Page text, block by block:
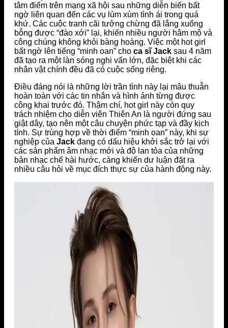
tâm điểm trên mạng xã hội sau những diễn biến bất
ngờ liên quan đến các vụ lùm xùm tình ái trong quá
khứ. Các cuộc tranh cãi tưởng chừng đã lắng xuống
bỗng được “đào xới” lại, khiến nhiều người hâm mộ và
công chúng không khỏi bàng hoàng. Việc một hot girl
bất ngờ lên tiếng “minh oan” cho ca sĩ Jack sau 4 năm
đã tạo ra một làn sóng nghi vấn lớn, đặc biệt khi các
nhân vật chính đều đã có cuộc sống riêng.
Điều đáng nói là những lời trần tình này lại mâu thuẫn
hoàn toàn với các tin nhắn và hình ảnh từng được
công khai trước đó. Thậm chí, hot girl này còn quy
trách nhiệm cho diễn viên Thiên An là người đứng sau
giật dây, tạo nên một câu chuyện phức tạp và đầy kịch
tính. Sự trùng hợp về thời điểm “minh oan” này, khi sự
nghiệp của Jack đang có dấu hiệu khởi sắc trở lại với
các sản phẩm âm nhạc mới và độ lan tỏa của những
bản nhạc chế hài hước, càng khiến dư luận đặt ra
nhiều câu hỏi về mục đích thực sự của hành động này.